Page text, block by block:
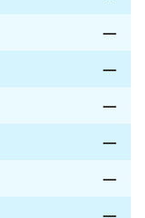
—
—
—
—
—